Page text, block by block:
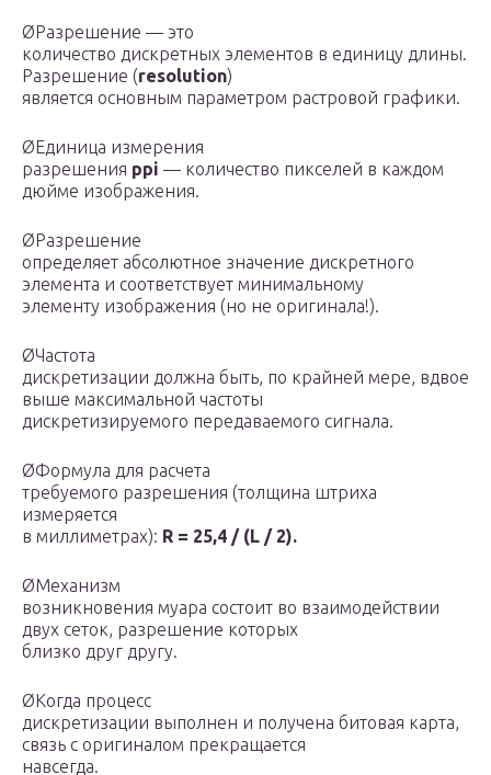
ØРазрешение — это
количество дискретных элементов в единицу длины.
Разрешение (resolution)
является основным параметром растровой графики.
ØЕдиница измерения
разрешения ppi — количество пикселей в каждом
дюйме изображения.
ØРазрешение
определяет абсолютное значение дискретного
элемента и соответствует минимальному
элементу изображения (но не оригинала!).
ØЧастота
дискретизации должна быть, по крайней мере, вдвое
выше максимальной частоты
дискретизируемого передаваемого сигнала.
ØФормула для расчета
требуемого разрешения (толщина штриха
измеряется
в миллиметрах): R = 25,4 / (L / 2).
ØМеханизм
возникновения муара состоит во взаимодействии
двух сеток, разрешение которых
близко друг другу.
ØКогда процесс
дискретизации выполнен и получена битовая карта,
связь с оригиналом прекращается
навсегда.